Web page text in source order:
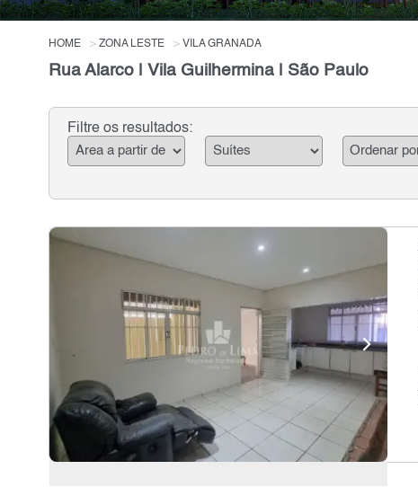
HOME ZONA LESTE VILA GRANADA
Rua Alarco | Vila Guilhermina | São Paulo
Filtre os resultados: